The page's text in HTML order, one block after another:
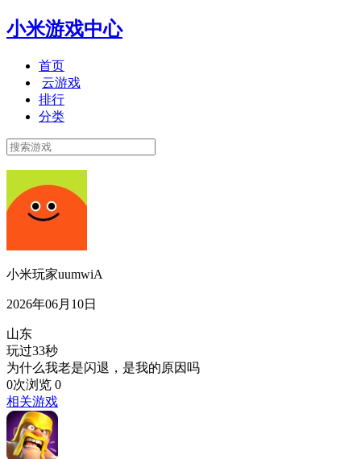
小米游戏中心
首页
云游戏
排行
分类
小米玩家uumwiA
2026年06月10日
山东
玩过33秒
为什么我老是闪退，是我的原因吗
0次浏览 0
相关游戏